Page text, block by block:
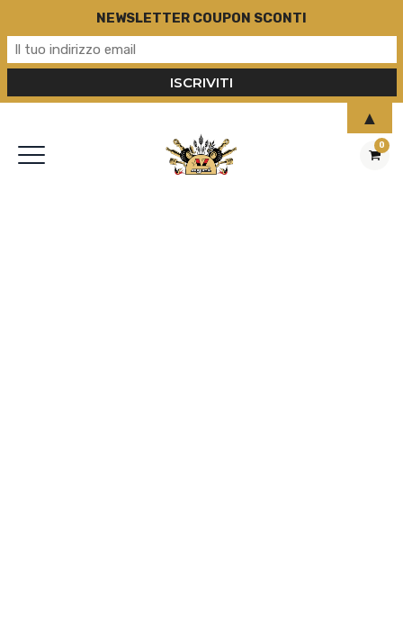
0
NEWSLETTER COUPON SCONTI
▲